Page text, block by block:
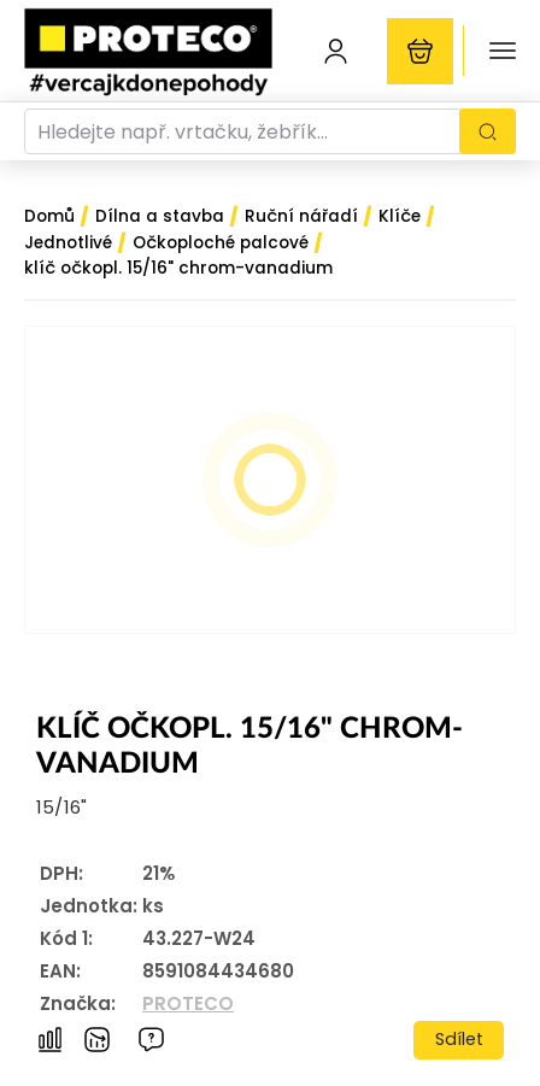
Domů / Dílna a stavba / Ruční nářadí / Klíče /
Jednotlivé / Očkoploché palcové /
klíč očkopl. 15/16" chrom-vanadium
KLÍČ OČKOPL. 15/16" CHROM-
VANADIUM
15/16"
DPH:
21%
Jednotka: ks
Kód 1:
43.227-W24
EAN:
8591084434680
Značka:
PROTECO
Sdílet